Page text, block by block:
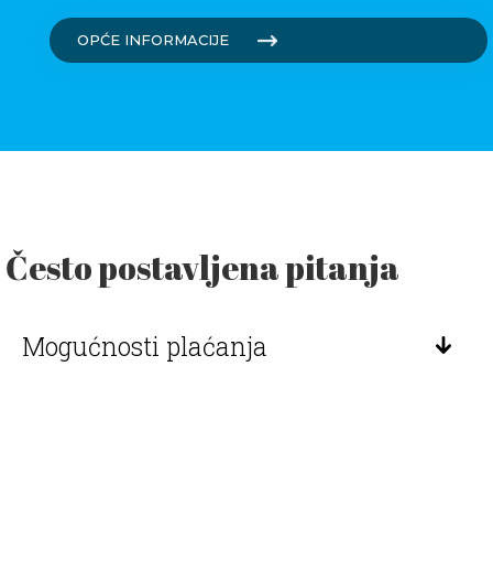
OPĆE INFORMACIJE
Često postavljena pitanja
Mogućnosti plaćanja